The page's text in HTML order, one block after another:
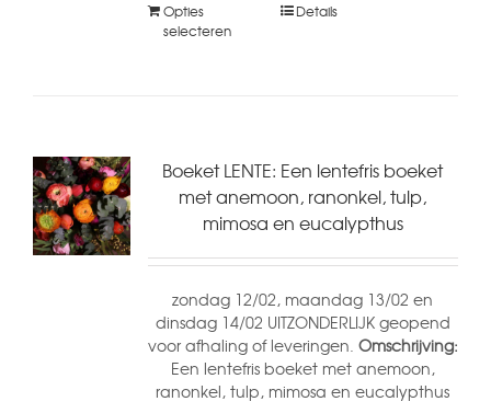
Opties
selecteren
Details
Boeket LENTE: Een lentefris boeket
met anemoon, ranonkel, tulp,
mimosa en eucalypthus
zondag 12/02, maandag 13/02 en
dinsdag 14/02 UITZONDERLIJK geopend
voor afhaling of leveringen. Omschrijving:
Een lentefris boeket met anemoon,
ranonkel, tulp, mimosa en eucalypthus